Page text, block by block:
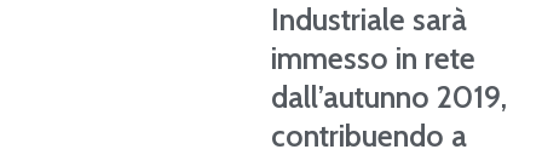
Industriale sarà
immesso in rete
dall’autunno 2019,
contribuendo a